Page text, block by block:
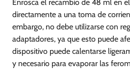
Enrosca el recambio de 48 ml en
directamente a una toma de
embargo, no debe utilizarse con
adaptadores, ya que esto puede
dispositivo puede calentarse
y necesario para evaporar las